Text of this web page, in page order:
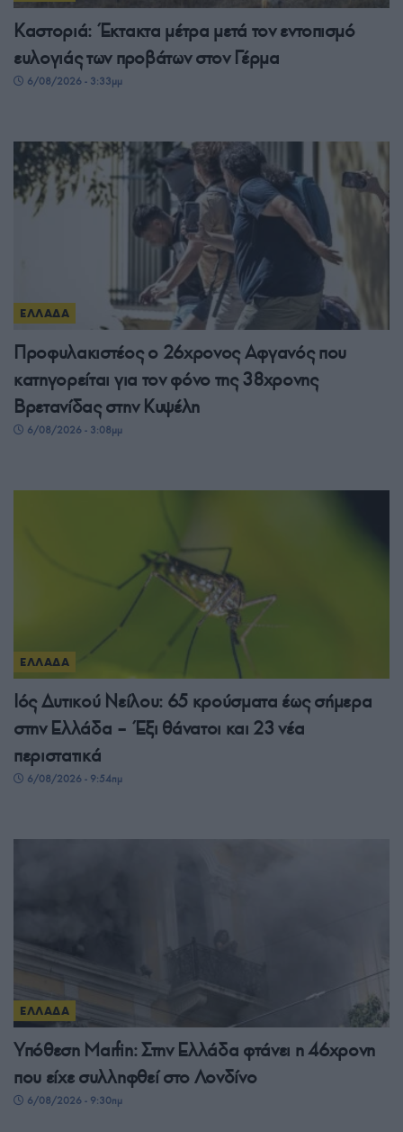
Καστοριά: Έκτακτα μέτρα μετά τον εντοπισμό
ευλογιάς των προβάτων στον Γέρμα
6/08/2026 - 3:33μμ
ΕΛΛΑΔΑ
Προφυλακιστέος ο 26χρονος Αφγανός που
κατηγορείται για τον φόνο της 38χρονης
Βρετανίδας στην Κυψέλη
6/08/2026 - 3:08μμ
ΕΛΛΑΔΑ
Ιός Δυτικού Νείλου: 65 κρούσματα έως σήμερα
στην Ελλάδα – Έξι θάνατοι και 23 νέα
περιστατικά
6/08/2026 - 9:54πμ
ΕΛΛΑΔΑ
Υπόθεση Μarfin: Στην Ελλάδα φτάνει η 46χρονη
που είχε συλληφθεί στο Λονδίνο
6/08/2026 - 9:30πμ